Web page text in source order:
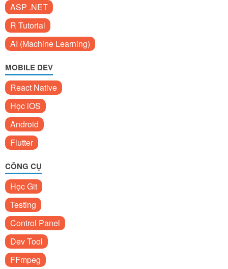
ASP .NET
R Tutorial
AI (Machine Learning)
MOBILE DEV
React Native
Học iOS
Android
Flutter
CÔNG CỤ
Học Git
Testing
Control Panel
Dev Tool
FFmpeg